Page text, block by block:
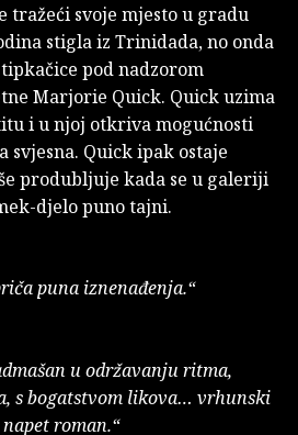
tražeći svoje mjesto u gradu
stigla iz Trinidada, no onda
pod nadzorom
Marjorie Quick. Quick uzima
i u njoj otkriva mogućnosti
svjesna. Quick ipak ostaje
produbljuje kada se u galeriji
djelo puno tajni.
puna iznenađenja.“
u održavanju ritma,
s bogatstvom likova… vrhunski
roman.“